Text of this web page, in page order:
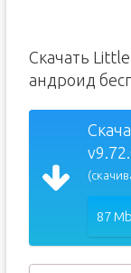
Скачать
андроид
87 Mb